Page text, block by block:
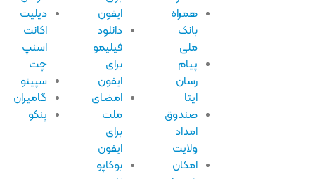
همراه
پیام
رسان
صندوق
امداد
ولایت
امکان
ایفون
دانلود
فیلیمو
ایفون
امضای
ایفون
بوکاپو
دیلیت
اکانت
اسنپ
سپینو
گامیران
پنکو